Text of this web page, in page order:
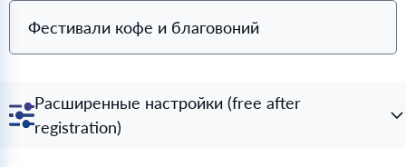
Фестивали кофе и благовоний
Расширенные настройки (free after
registration)